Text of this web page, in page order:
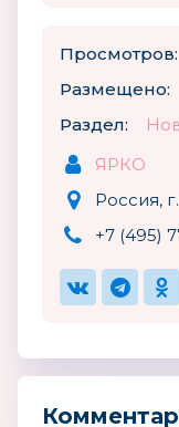
Просмотров:
Размещено:
Раздел:
ЯРКО
Россия,
+7 (495)